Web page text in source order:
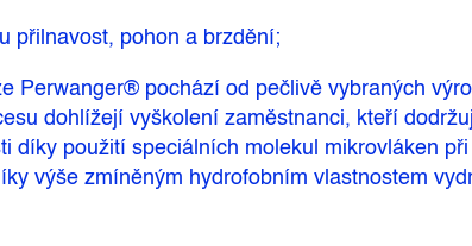
přilnavost, pohon a brzdění;
Perwanger® pochází od pečlivě vybraných
dohlížejí vyškolení zaměstnanci, kteří
díky použití speciálních molekul mikrovláken
výše zmíněným hydrofobním vlastnostem